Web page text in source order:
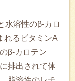
水溶性のβ-カロ
れるビタミンA
β-カロテン
排出されて体